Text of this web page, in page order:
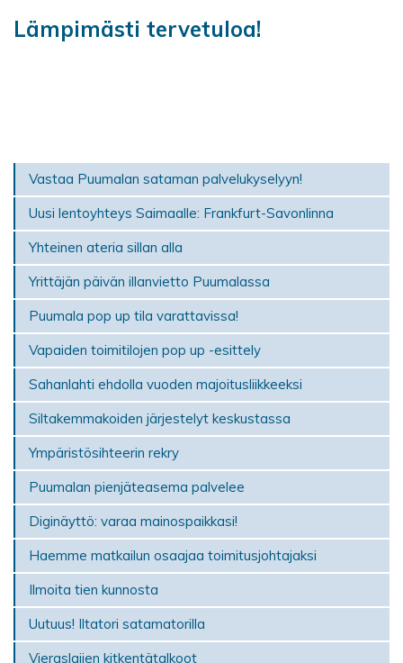
Lämpimästi tervetuloa!
Vastaa Puumalan sataman palvelukyselyyn!
Uusi lentoyhteys Saimaalle: Frankfurt-Savonlinna
Yhteinen ateria sillan alla
Yrittäjän päivän illanvietto Puumalassa
Puumala pop up tila varattavissa!
Vapaiden toimitilojen pop up -esittely
Sahanlahti ehdolla vuoden majoitusliikkeeksi
Siltakemmakoiden järjestelyt keskustassa
Ympäristösihteerin rekry
Puumalan pienjäteasema palvelee
Diginäyttö: varaa mainospaikkasi!
Haemme matkailun osaajaa toimitusjohtajaksi
Ilmoita tien kunnosta
Uutuus! Iltatori satamatorilla
Vieraslajien kitkentätalkoot